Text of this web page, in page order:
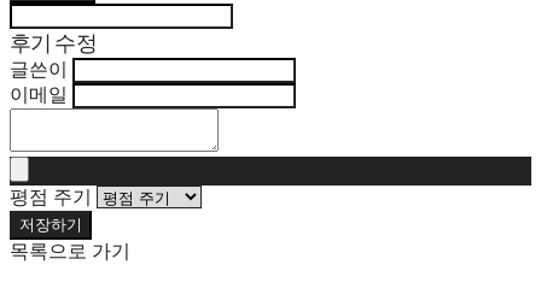
후기 수정
글쓴이
이메일
평점 주기
저장하기
목록으로 가기